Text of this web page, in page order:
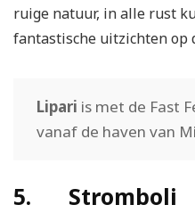
ruige natuur, in alle rust
fantastische uitzichten op
Lipari is met de Fast
vanaf de haven van
5. Stromboli